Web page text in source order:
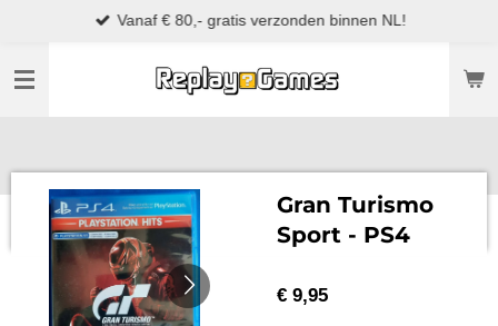
naar
Vanaf € 80,- gratis verzonden binnen NL!
Gran Turismo
Sport - PS4
€ 9,95